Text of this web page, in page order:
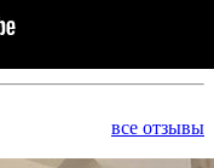
все отзывы